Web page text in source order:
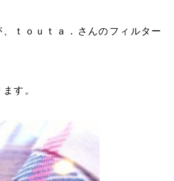
ｔｏｕｔａ．さんのフィルター
す。